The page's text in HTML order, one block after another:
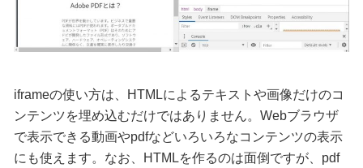
iframeの使い方は、HTMLによるテキストや画像だけのコ
ンテンツを埋め込むだけではありません。Webブラウザ
で表示できる動画やpdfなどいろいろなコンテンツの表示
にも使えます。なお、HTMLを作るのは面倒ですが、pdf